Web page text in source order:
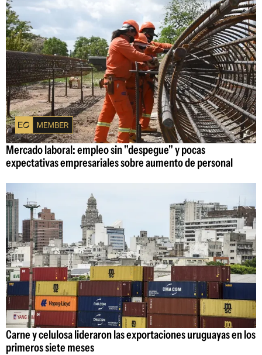
Mercado laboral: empleo sin "despegue" y pocas
expectativas empresariales sobre aumento de personal
Carne y celulosa lideraron las exportaciones uruguayas en los
primeros siete meses